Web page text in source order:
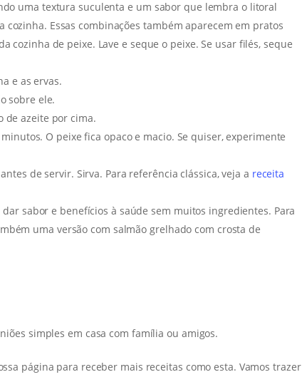
uma textura suculenta e um sabor que lembra o litoral
Essas combinações também aparecem em pratos
cozinha de peixe. Lave e seque o peixe. Se usar filés, seque
e as ervas.
sobre ele.
de azeite por cima.
O peixe fica opaco e macio. Se quiser, experimente
de servir. Sirva. Para referência clássica, veja a receita
sabor e benefícios à saúde sem muitos ingredientes. Para
uma versão com salmão grelhado com crosta de
simples em casa com família ou amigos.
página para receber mais receitas como esta. Vamos trazer